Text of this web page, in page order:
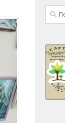
Найти: